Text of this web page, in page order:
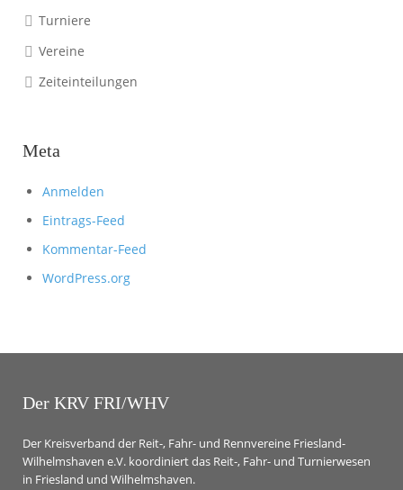
Turniere
Vereine
Zeiteinteilungen
Meta
Anmelden
Eintrags-Feed
Kommentar-Feed
WordPress.org
Der KRV FRI/WHV
Der Kreisverband der Reit-, Fahr- und Rennvereine Friesland-
Wilhelmshaven e.V. koordiniert das Reit-, Fahr- und Turnierwesen
in Friesland und Wilhelmshaven.